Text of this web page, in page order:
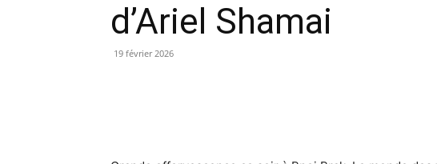
d’Ariel Shamai
19 février 2026